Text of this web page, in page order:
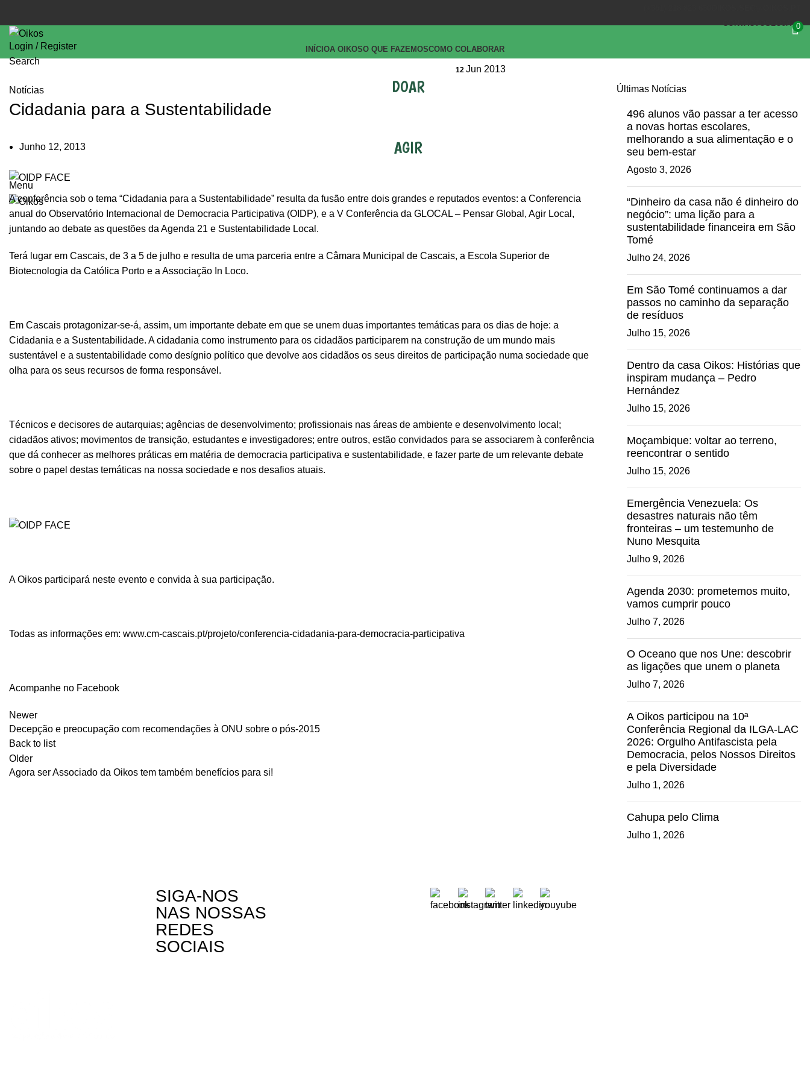
CONTACTOSLOJA 0
Login / Register
Search
INÍCIOA OIKOSO QUE FAZEMOSCOMO COLABORAR
DOAR
AGIR
Menu
Notícias
Cidadania para a Sustentabilidade
Junho 12, 2013
12 Jun 2013
A conferência sob o tema “Cidadania para a Sustentabilidade” resulta da fusão entre dois grandes e reputados eventos: a Conferencia
anual do Observatório Internacional de Democracia Participativa (OIDP), e a V Conferência da GLOCAL – Pensar Global, Agir Local,
juntando ao debate as questões da Agenda 21 e Sustentabilidade Local.
Terá lugar em Cascais, de 3 a 5 de julho e resulta de uma parceria entre a Câmara Municipal de Cascais, a Escola Superior de
Biotecnologia da Católica Porto e a Associação In Loco.
Em Cascais protagonizar-se-á, assim, um importante debate em que se unem duas importantes temáticas para os dias de hoje: a
Cidadania e a Sustentabilidade. A cidadania como instrumento para os cidadãos participarem na construção de um mundo mais
sustentável e a sustentabilidade como desígnio político que devolve aos cidadãos os seus direitos de participação numa sociedade que
olha para os seus recursos de forma responsável.
Técnicos e decisores de autarquias; agências de desenvolvimento; profissionais nas áreas de ambiente e desenvolvimento local;
cidadãos ativos; movimentos de transição, estudantes e investigadores; entre outros, estão convidados para se associarem à conferência
que dá conhecer as melhores práticas em matéria de democracia participativa e sustentabilidade, e fazer parte de um relevante debate
sobre o papel destas temáticas na nossa sociedade e nos desafios atuais.
A Oikos participará neste evento e convida à sua participação.
Todas as informações em: www.cm-cascais.pt/projeto/conferencia-cidadania-para-democracia-participativa
Acompanhe no Facebook
Newer
Decepção e preocupação com recomendações à ONU sobre o pós-2015
Back to list
Older
Agora ser Associado da Oikos tem também benefícios para si!
Últimas Notícias
496 alunos vão passar a ter acesso
a novas hortas escolares,
melhorando a sua alimentação e o
seu bem-estar
Agosto 3, 2026
“Dinheiro da casa não é dinheiro do
negócio”: uma lição para a
sustentabilidade financeira em São
Tomé
Julho 24, 2026
Em São Tomé continuamos a dar
passos no caminho da separação
de resíduos
Julho 15, 2026
Dentro da casa Oikos: Histórias que
inspiram mudança – Pedro
Hernández
Julho 15, 2026
Moçambique: voltar ao terreno,
reencontrar o sentido
Julho 15, 2026
Emergência Venezuela: Os
desastres naturais não têm
fronteiras – um testemunho de
Nuno Mesquita
Julho 9, 2026
Agenda 2030: prometemos muito,
vamos cumprir pouco
Julho 7, 2026
O Oceano que nos Une: descobrir
as ligações que unem o planeta
Julho 7, 2026
A Oikos participou na 10ª
Conferência Regional da ILGA-LAC
2026: Orgulho Antifascista pela
Democracia, pelos Nossos Direitos
e pela Diversidade
Julho 1, 2026
Cahupa pelo Clima
Julho 1, 2026
SIGA-NOS
NAS NOSSAS
REDES
SOCIAIS